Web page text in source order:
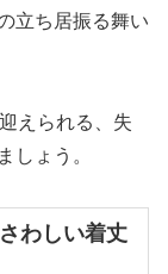
立ち居振る舞い
えられる、失
しょう。
わしい着丈